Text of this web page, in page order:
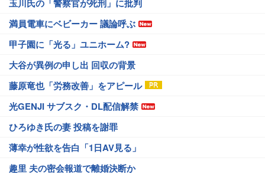
玉川氏の「警察官が死刑」に批判
満員電車にベビーカー 議論呼ぶ
甲子園に「光る」ユニホーム?
大谷が異例の申し出 回収の背景
藤原竜也「労務改善」をアピール
光GENJI サブスク・DL配信解禁
ひろゆき氏の妻 投稿を謝罪
薄幸が性欲を告白「1日AV見る」
趣里 夫の密会報道で離婚決断か